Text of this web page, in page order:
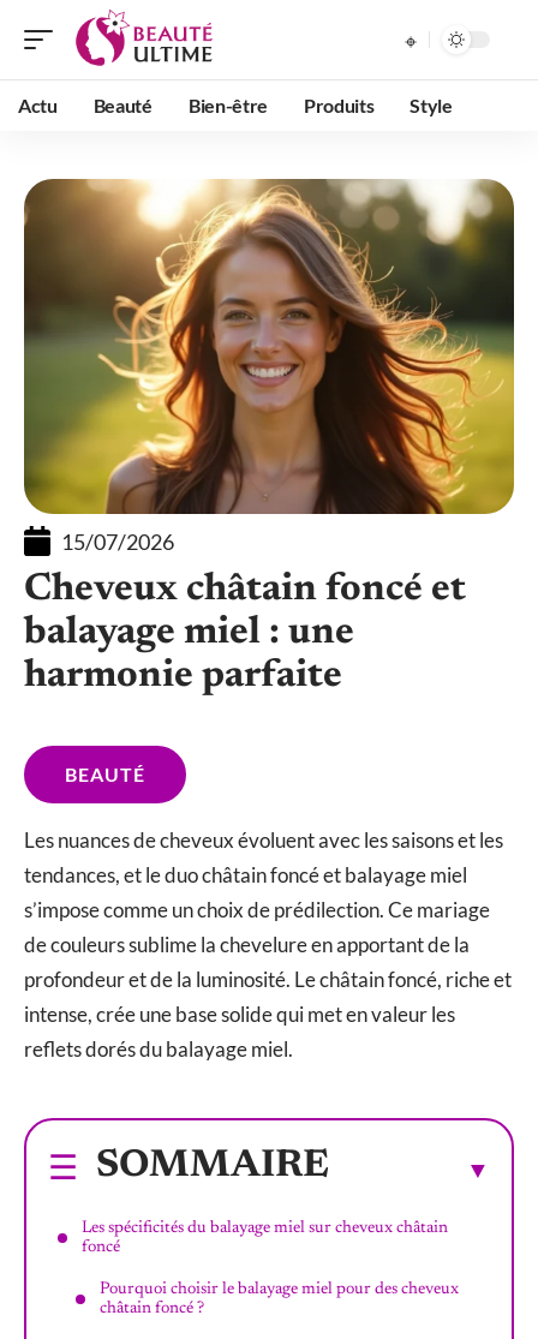
Actu Beauté Bien-être Produits Style
15/07/2026
Cheveux châtain foncé et
balayage miel : une
harmonie parfaite
BEAUTÉ
Les nuances de cheveux évoluent avec les saisons et les
tendances, et le duo châtain foncé et balayage miel
s’impose comme un choix de prédilection. Ce mariage
de couleurs sublime la chevelure en apportant de la
profondeur et de la luminosité. Le châtain foncé, riche et
intense, crée une base solide qui met en valeur les
reflets dorés du balayage miel.
SOMMAIRE
Les spécificités du balayage miel sur cheveux châtain
foncé
Pourquoi choisir le balayage miel pour des cheveux
châtain foncé ?